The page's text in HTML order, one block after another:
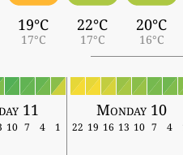
20°C
16°C
22°C
17°C
19°C
17°C
Monday 10
11
4
7
10
13
16
19
22
1
4
7
10